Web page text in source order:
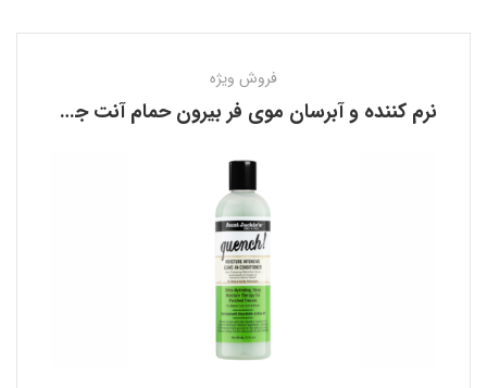
فروش ویژه
نرم کننده و آبرسان موی فر بیرون حمام آنت جکیز AUNT JACKIE’S